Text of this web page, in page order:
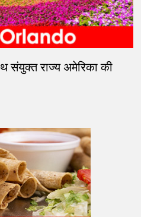
संयुक्त राज्य अमेरिका की